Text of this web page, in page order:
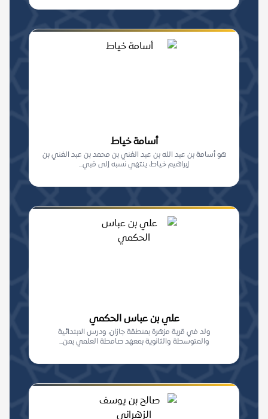
أسامة خياط
هو أسامة بن عبد الله بن عبد الغني بن محمد بن عبد الغني بن
إبراهيم خياط، ينتهي نسبه إلى قبي...
علي بن عباس الحكمي
ولد في قرية مزهرة بمنطقة جازان، ودرس الابتدائية
والمتوسطة والثانوية بمعهد صامطة العلمي بمن...